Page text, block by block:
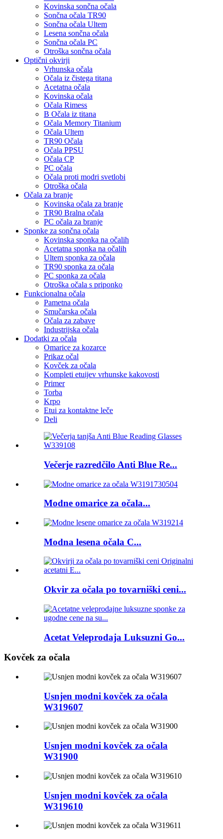
Kovinska sončna očala
Sončna očala TR90
Sončna očala Ultem
Lesena sončna očala
Sončna očala PC
Otroška sončna očala
Optični okvirji
Vrhunska očala
Očala iz čistega titana
Acetatna očala
Kovinska očala
Očala Rimess
B Očala iz titana
Očala Memory Titanium
Očala Ultem
TR90 Očala
Očala PPSU
Očala CP
PC očala
Očala proti modri svetlobi
Otroška očala
Očala za branje
Kovinska očala za branje
TR90 Bralna očala
PC očala za branje
Sponke za sončna očala
Kovinska sponka na očalih
Acetatna sponka na očalih
Ultem sponka za očala
TR90 sponka za očala
PC sponka za očala
Otroška očala s priponko
Funkcionalna očala
Pametna očala
Smučarska očala
Očala za zabave
Industrijska očala
Dodatki za očala
Omarice za kozarce
Prikaz očal
Kovček za očala
Kompleti etuijev vrhunske kakovosti
Primer
Torba
Krpo
Etui za kontaktne leče
Deli
Večerje razredčilo Anti Blue Re...
Modne omarice za očala...
Modna lesena očala C...
Okvir za očala po tovarniški ceni...
Acetat Veleprodaja Luksuzni Go...
Kovček za očala
Usnjen modni kovček za očala
W319607
Usnjen modni kovček za očala
W31900
Usnjen modni kovček za očala
W319610